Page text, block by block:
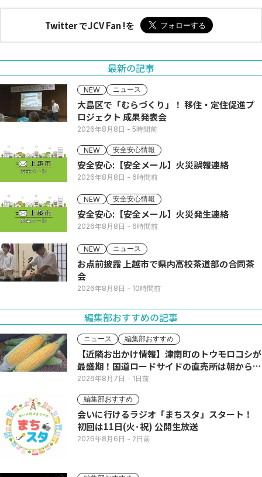
Twitter でJCV Fan !を
最新の記事
NEW ニュース
大島区で「むらづくり」！ 移住・定住促進プ
ロジェクト 成果発表会
2026年8月8日 - 5時間前
NEW 安全安心情報
安全安心:【安全メール】火災誤報連絡
2026年8月8日 - 6時間前
NEW 安全安心情報
安全安心:【安全メール】火災発生連絡
2026年8月8日 - 6時間前
NEW ニュース
お点前披露 上越市で県内高校茶道部の合同茶
会
2026年8月8日 - 10時間前
編集部おすすめの記事
ニュース 編集部おすすめ
【近隣お出かけ情報】津南町のトウモロコシが
最盛期！国道ロードサイドの直売所は朝から長
い列
2026年8月7日 - 1日前
編集部おすすめ
会いに行けるラジオ「まちスタ」スタート！
初回は11日(火･祝) 公開生放送
2026年8月6日 - 2日前